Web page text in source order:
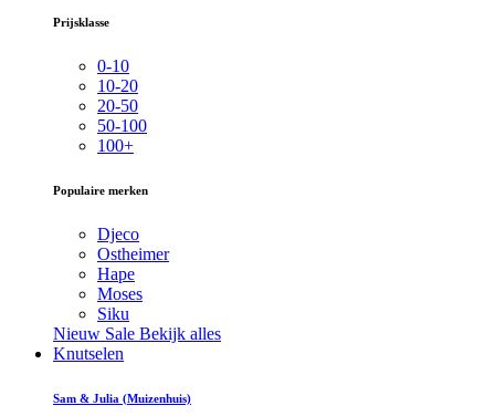
Prijsklasse
0-10
10-20
20-50
50-100
100+
Populaire merken
Djeco
Ostheimer
Hape
Moses
Siku
Nieuw Sale Bekijk alles
Knutselen
Sam & Julia (Muizenhuis)